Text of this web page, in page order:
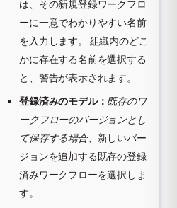
は、その新規登録ワークフロ
ーに一意でわかりやすい名前
を入力します。 組織内のどこ
かに存在する名前を選択する
と、警告が表示されます。
登録済みのモデル： 既存のワ
ークフローのバージョンとし
て保存する場合、新しいバー
ジョンを追加する既存の登録
済みワークフローを選択しま
す。